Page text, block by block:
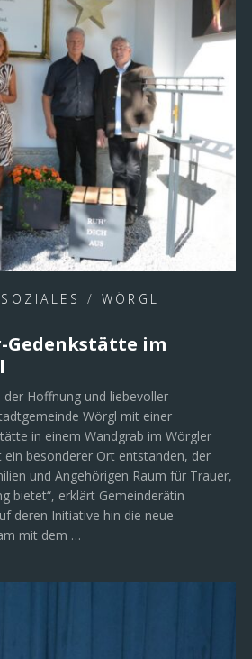
SOZIALES / WÖRGL
Gedenkstätte im
der Hoffnung und liebevoller
Wörgl mit einer
in einem Wandgrab im Wörgler
ein besonderer Ort entstanden, der
und Angehörigen Raum für Trauer,
bietet“, erklärt Gemeinderätin
deren Initiative hin die neue
mit dem …